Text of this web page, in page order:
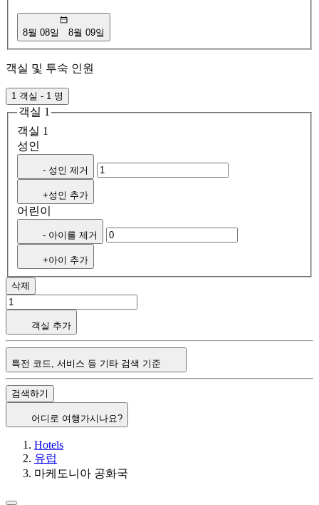
8월 08일 8월 09일
객실 및 투숙 인원
1 객실 - 1 명
객실 1
객실 1
성인
- 성인 제거
+성인 추가
어린이
- 아이를 제거
+아이 추가
삭제
객실 추가
특전 코드, 서비스 등 기타 검색 기준
검색하기
어디로 여행가시나요?
Hotels
유럽
마케도니아 공화국